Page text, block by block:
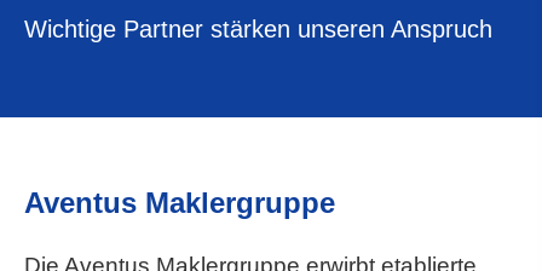
Wichtige Partner stärken unseren Anspruch
Aventus Maklergruppe
Die Aventus Maklergruppe erwirbt etablierte